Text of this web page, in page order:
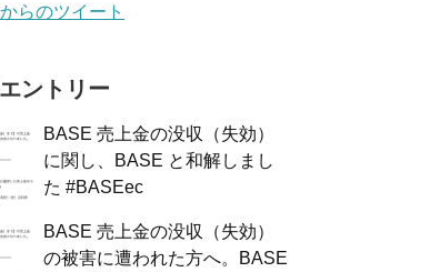
らのツイート
ントリー
BASE 売上金の没収（失効）
に関し、BASE と和解しまし
た #BASEec
BASE 売上金の没収（失効）
の被害に遭われた方へ。BASE